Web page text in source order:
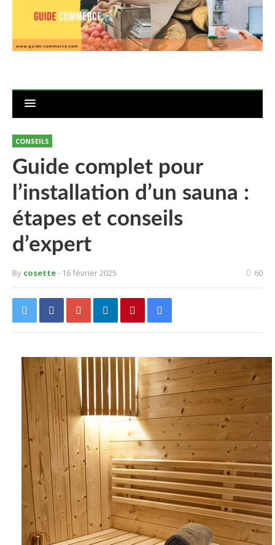
CONSEILS
Guide complet pour
l’installation d’un sauna :
étapes et conseils
d’expert
By cosette- 16 février 2025 60